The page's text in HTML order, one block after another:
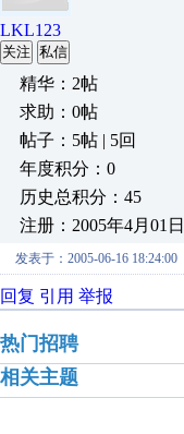
LKL123
关注 私信
精华：2帖
求助：0帖
帖子：5帖 | 5回
年度积分：0
历史总积分：45
注册：2005年4月01日
发表于：2005-06-16 18:24:00
回复 引用 举报
热门招聘
相关主题